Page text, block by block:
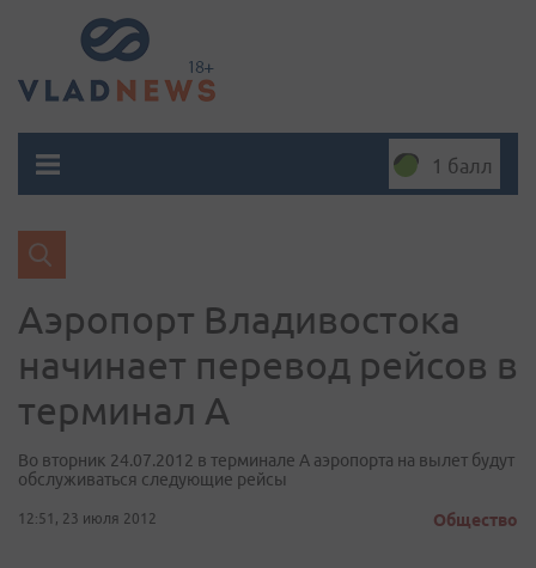
1 балл
Аэропорт Владивостока
начинает перевод рейсов в
терминал А
Во вторник 24.07.2012 в терминале А аэропорта на вылет будут
обслуживаться следующие рейсы
12:51, 23 июля 2012 Общество